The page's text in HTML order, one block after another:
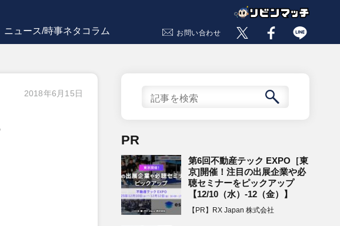
ニュース/時事ネタコラム お問い合わせ
2018年6月15日
PR
第6回不動産テック EXPO［東
京]開催！注目の出展企業や必
聴セミナーをピックアップ
【12/10（水）-12（金）】
【PR】RX Japan 株式会社